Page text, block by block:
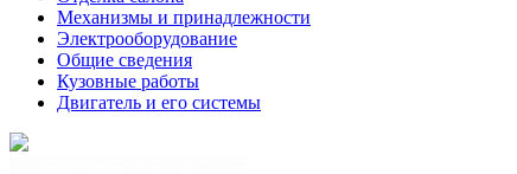
Механизмы и принадлежности
Электрооборудование
Общие сведения
Кузовные работы
Двигатель и его системы